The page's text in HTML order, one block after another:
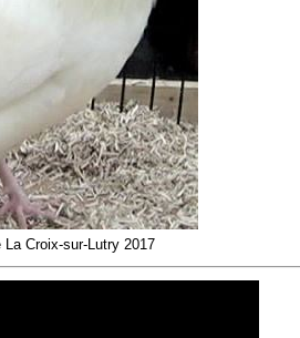
Croix-sur-Lutry 2017